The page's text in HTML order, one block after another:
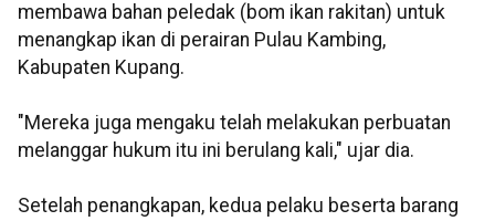
membawa bahan peledak (bom ikan rakitan) untuk
menangkap ikan di perairan Pulau Kambing,
Kabupaten Kupang.
"Mereka juga mengaku telah melakukan perbuatan
melanggar hukum itu ini berulang kali," ujar dia.
Setelah penangkapan, kedua pelaku beserta barang